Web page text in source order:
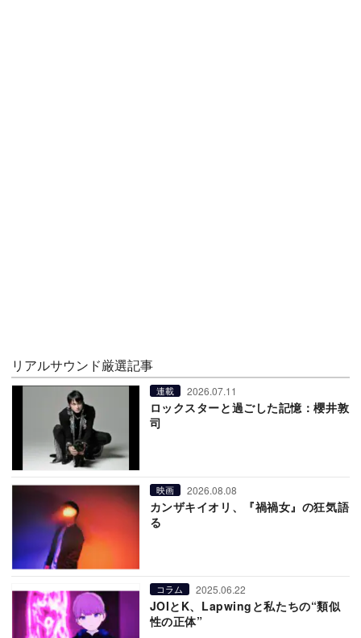
リアルサウンド厳選記事
連載 2026.07.11
ロックスターと過ごした記憶：櫻井敦
司
映画 2026.08.08
カンザキイオリ、『禍禍女』の狂気語
る
コラム 2025.06.22
JOIとK、Lapwingと私たちの“類似
性の正体”